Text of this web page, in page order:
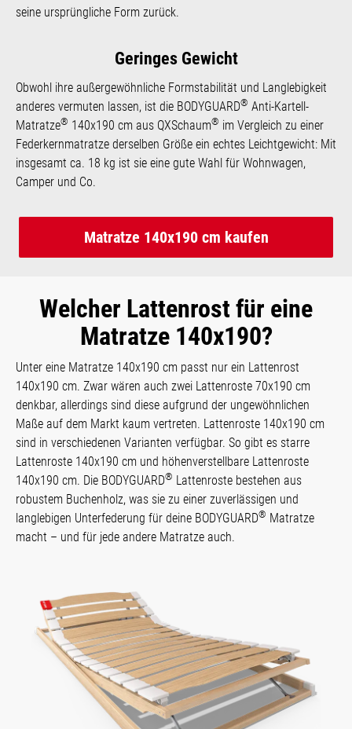
seine ursprüngliche Form zurück.
Geringes Gewicht
Obwohl ihre außergewöhnliche Formstabilität und Langlebigkeit
anderes vermuten lassen, ist die BODYGUARD® Anti-Kartell-
Matratze® 140x190 cm aus QXSchaum® im Vergleich zu einer
Federkernmatratze derselben Größe ein echtes Leichtgewicht: Mit
insgesamt ca. 18 kg ist sie eine gute Wahl für Wohnwagen,
Camper und Co.
Matratze 140x190 cm kaufen
Welcher Lattenrost für eine
Matratze 140x190?
Unter eine Matratze 140x190 cm passt nur ein Lattenrost
140x190 cm. Zwar wären auch zwei Lattenroste 70x190 cm
denkbar, allerdings sind diese aufgrund der ungewöhnlichen
Maße auf dem Markt kaum vertreten. Lattenroste 140x190 cm
sind in verschiedenen Varianten verfügbar. So gibt es starre
Lattenroste 140x190 cm und höhenverstellbare Lattenroste
140x190 cm. Die BODYGUARD® Lattenroste bestehen aus
robustem Buchenholz, was sie zu einer zuverlässigen und
langlebigen Unterfederung für deine BODYGUARD® Matratze
macht – und für jede andere Matratze auch.